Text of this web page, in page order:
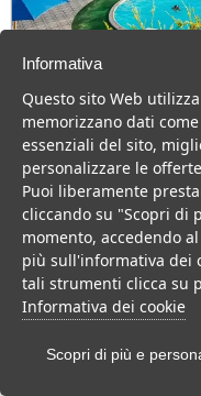
Aurora Oriental
Governatorato del
380 Camere
Incantevole Resort fronte
rilassante in una location
Resort Centro
Informativa
Questo sito Web
memorizzano dati
essenziali del sito,
personalizzare le
Puoi liberamente
cliccando su "Scopri di
momento, accedendo
più sull'informativa dei
tali strumenti clicca su
Informativa dei cookie
Scopri di più e